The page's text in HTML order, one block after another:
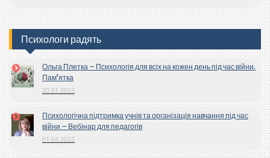
Психологи радять
Ольга Плетка – Психологія для всіх на кожен день під час війни.
Пам’ятка
20.01.2025
Психологічна підтримка учнів та організація навчання під час
війни – Вебінар для педагогів
01.04.2022